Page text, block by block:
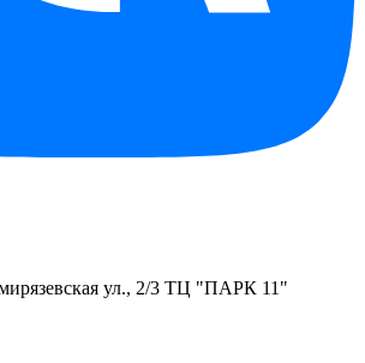
ул., 2/3 ТЦ "ПАРК 11"